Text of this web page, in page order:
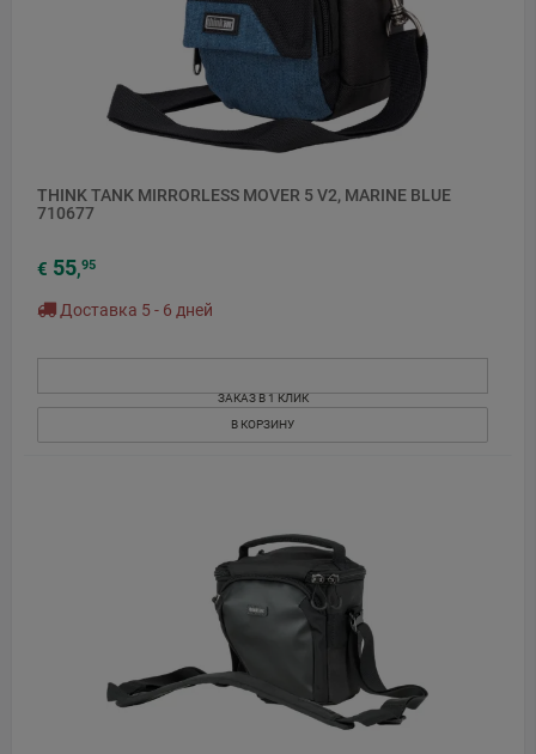
THINK TANK MIRRORLESS MOVER 5 V2, MARINE BLUE
710677
€ 55,95
Доставка 5 - 6 дней
ЗАКАЗ В 1 КЛИК
В КОРЗИНУ